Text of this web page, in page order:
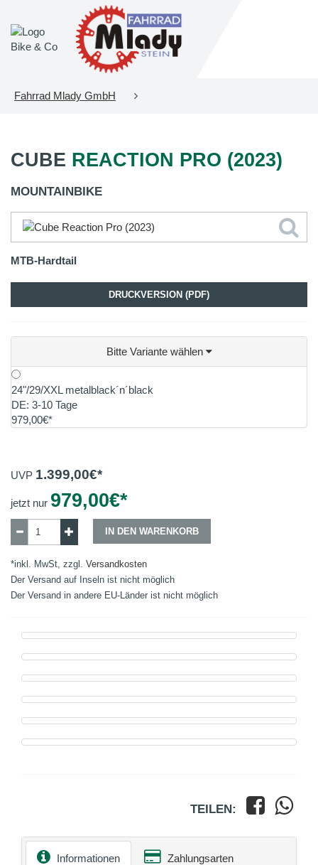
Fahrrad Mlady GmbH
CUBE REACTION PRO (2023)
MOUNTAINBIKE
MTB-Hardtail
DRUCKVERSION (PDF)
Bitte Variante wählen
24"/29/XXL metalblack´n´black
DE: 3-10 Tage
979,00€*
UVP 1.399,00€*
jetzt nur 979,00€*
IN DEN WARENKORB
*inkl. MwSt, zzgl. Versandkosten
Der Versand auf Inseln ist nicht möglich
Der Versand in andere EU-Länder ist nicht möglich
TEILEN:
Informationen Zahlungsarten